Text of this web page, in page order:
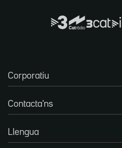
Corporatiu
Contacta'ns
Llengua